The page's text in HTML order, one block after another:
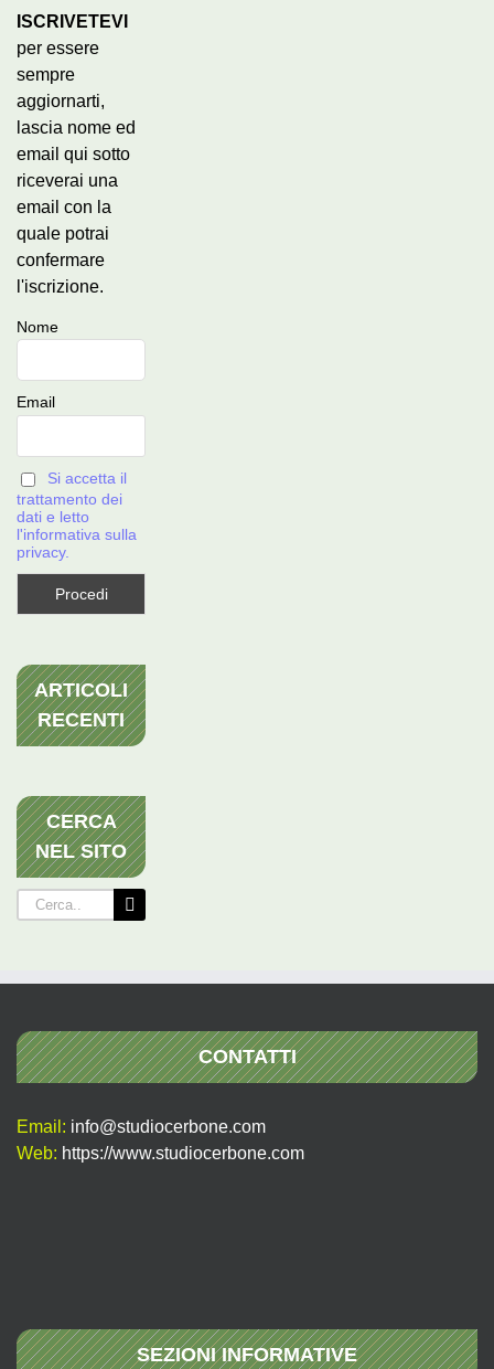
ISCRIVETEVI
per essere
sempre
aggiornarti,
lascia nome ed
email qui sotto
riceverai una
email con la
quale potrai
confermare
l'iscrizione.
Nome
Email
Si accetta il
trattamento dei
dati e letto
l'informativa sulla
privacy.
ARTICOLI
RECENTI
CERCA
NEL SITO
Cerca
per:
CONTATTI
Email: info@studiocerbone.com
Web: https://www.studiocerbone.com
SEZIONI INFORMATIVE